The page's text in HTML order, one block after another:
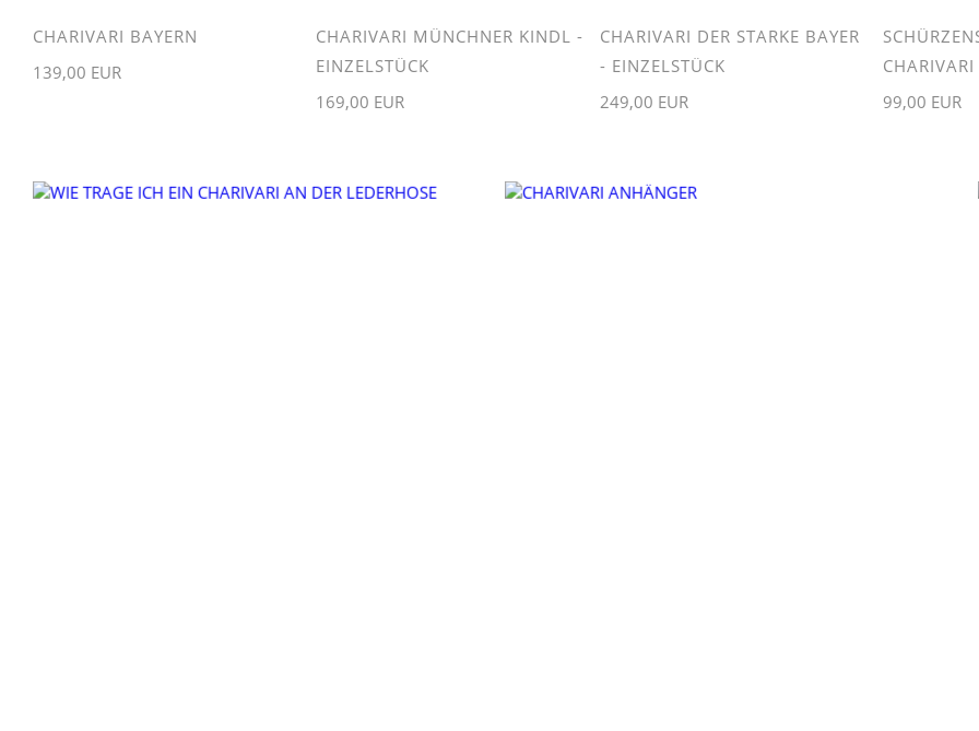
CHARIVARI BAYERN
139,00 EUR
CHARIVARI MÜNCHNER KINDL -
EINZELSTÜCK
169,00 EUR
CHARIVARI DER STARKE BAYER
- EINZELSTÜCK
249,00 EUR
CHARIVARI
99,00 EUR